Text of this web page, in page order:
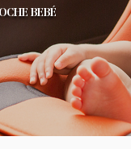
BEBÉ